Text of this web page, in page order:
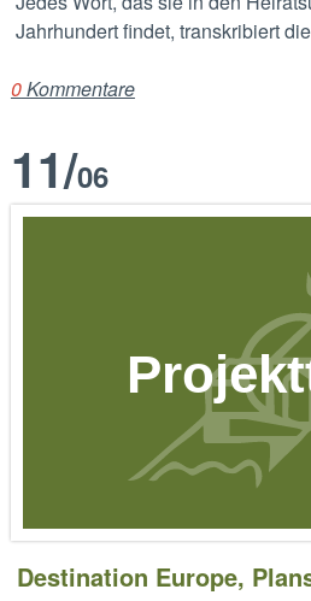
Jahrhundert findet, transkribiert
0Kommentare
11/06
Destination Europe,